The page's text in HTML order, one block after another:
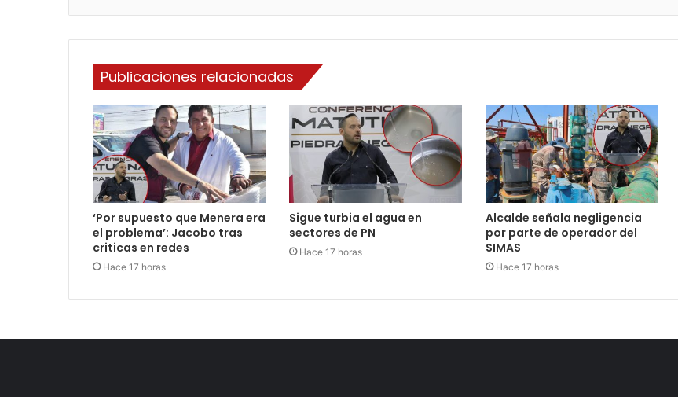
Publicaciones relacionadas
‘Por supuesto que Menera era
el problema’: Jacobo tras
criticas en redes
Hace 17 horas
Sigue turbia el agua en
sectores de PN
Hace 17 horas
Alcalde señala negligencia
por parte de operador del
SIMAS
Hace 17 horas